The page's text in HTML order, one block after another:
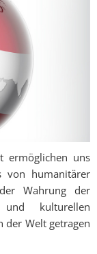
ermöglichen uns
von humanitärer
Wahrung der
und kulturellen
der Welt getragen